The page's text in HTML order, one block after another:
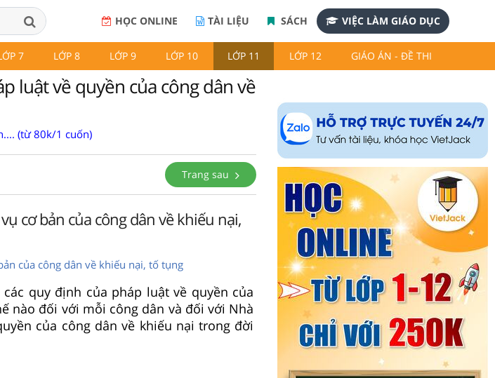
HỌC ONLINE TÀI LIỆU SÁCH VIỆC LÀM GIÁO DỤC
7 LỚP 8 LỚP 9 LỚP 10 LỚP 11 LỚP 12 GIÁO ÁN - ĐỀ THI
luật về quyền của công dân về
(từ 80k/1 cuốn)
Trang sau
cơ bản của công dân về khiếu nại,
của công dân về khiếu nại, tố tụng
các quy định của pháp luật về quyền của
nào đối với mỗi công dân và đối với Nhà
của công dân về khiếu nại trong đời